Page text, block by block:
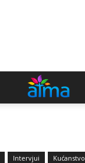
Intervjui Kućanstvo